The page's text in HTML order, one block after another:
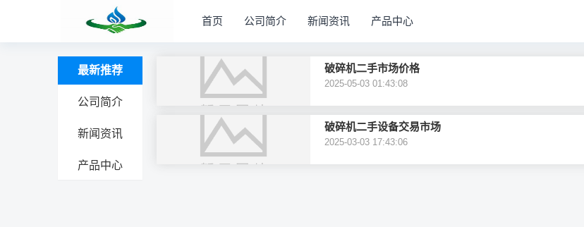
首页 公司简介 新闻资讯 产品中心
最新推荐
公司简介
新闻资讯
产品中心
破碎机二手市场价格
2025-05-03 01:43:08
破碎机二手设备交易市场
2025-03-03 17:43:06